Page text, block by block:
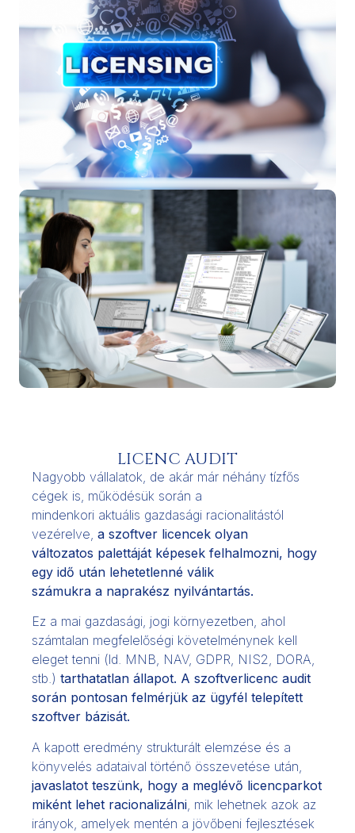
LICENC AUDIT
Nagyobb vállalatok, de akár már néhány tízfős
cégek is, működésük során a
mindenkori aktuális gazdasági racionalitástól
vezérelve, a szoftver licencek olyan
változatos palettáját képesek felhalmozni, hogy
egy idő után lehetetlenné válik
számukra a naprakész nyilvántartás.
Ez a mai gazdasági, jogi környezetben, ahol
számtalan megfelelőségi követelménynek kell
eleget tenni (ld. MNB, NAV, GDPR, NIS2, DORA,
stb.) tarthatatlan állapot. A szoftverlicenc audit
során pontosan felmérjük az ügyfél telepített
szoftver bázisát.
A kapott eredmény strukturált elemzése és a
könyvelés adataival történő összevetése után,
javaslatot teszünk, hogy a meglévő licencparkot
miként lehet racionalizálni , mik lehetnek azok az
irányok, amelyek mentén a jövőbeni fejlesztések